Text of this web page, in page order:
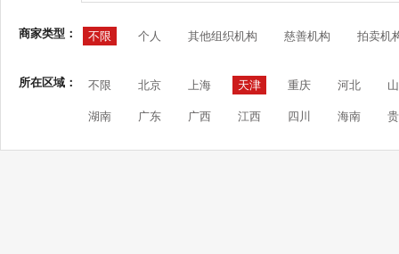
商家类型： 不限 个人 其他组织机构 慈善机构 拍卖机
所在区域： 不限 北京 上海 天津 重庆 河北
湖南 广东 广西 江西 四川 海南